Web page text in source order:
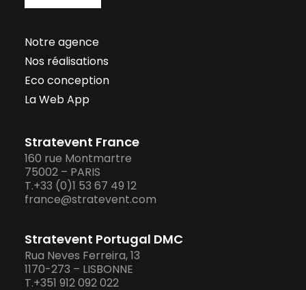
Notre agence
Nos réalisations
Eco conception
La Web App
Stratevent France
160 rue Montmartre
75002 – PARIS
T.+33 (0)1 53 67 49 12
france@stratevent.com
Stratevent Portugal DMC
Rua Neves Ferreira, 13
1170-273 – LISBONNE
T.+351 912 092 022